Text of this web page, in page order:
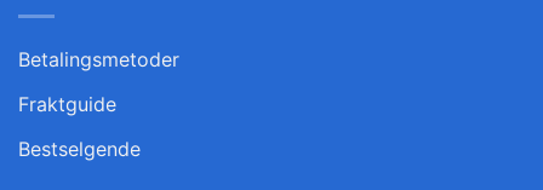
Betalingsmetoder
Fraktguide
Bestselgende